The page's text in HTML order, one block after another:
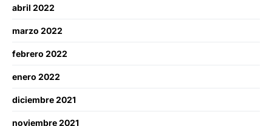
abril 2022
marzo 2022
febrero 2022
enero 2022
diciembre 2021
noviembre 2021